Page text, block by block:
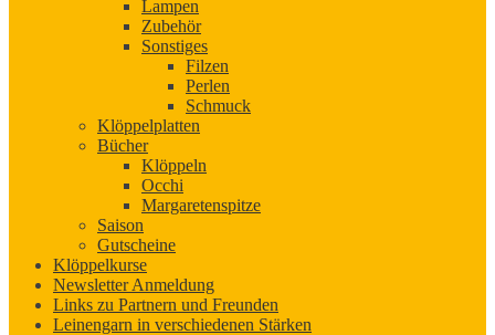
Lampen
Zubehör
Sonstiges
Filzen
Perlen
Schmuck
Klöppelplatten
Bücher
Klöppeln
Occhi
Margaretenspitze
Saison
Gutscheine
Klöppelkurse
Newsletter Anmeldung
Links zu Partnern und Freunden
Leinengarn in verschiedenen Stärken